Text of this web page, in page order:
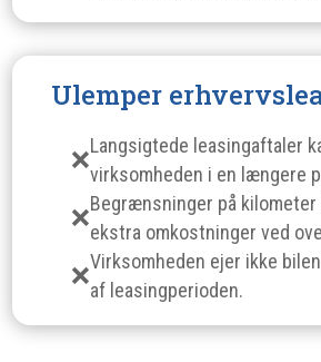
Ulemper
Langsigtede leasingaftaler
virksomheden i en længere
Begrænsninger på kilometer
ekstra omkostninger ved
Virksomheden ejer ikke
af leasingperioden.